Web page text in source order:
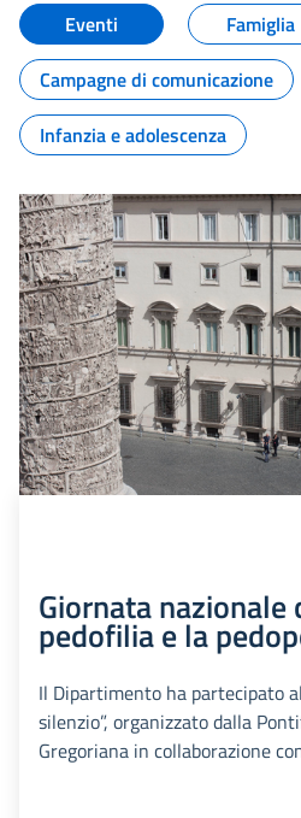
Eventi
Famiglia
Campagne di comunicazione
Infanzia e adolescenza
Giornata nazionale
pedofilia e la
Il Dipartimento ha partecipato
silenzio”, organizzato dalla
Gregoriana in collaborazione